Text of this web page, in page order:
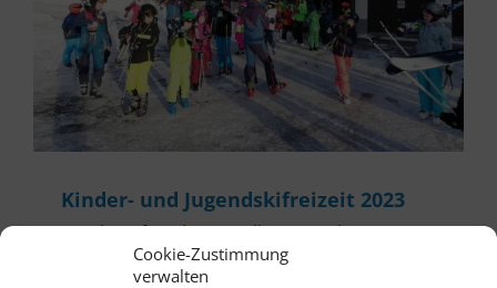
Cookie-Zustimmung
verwalten
Kinder- und Jugendskifreizeit 2023
Die Skizunft Bad Herrenalb veranstaltete von
Freitagnachmittag, den 20.01.2023, bis Sonntag,
den 22.01.2023, eine Skifreizeit für Kinder und